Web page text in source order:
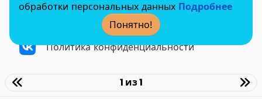
© 2022 - 2025 InvestSteel, Inc. Все права защищены.
Политика конфиденциальности
1 из 1
обработки персональных данных Подробнее
Понятно!